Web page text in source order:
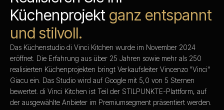
Küchenprojekt ganz entspannt
und stilvoll.
Das Küchenstudio di Vinci Kitchen wurde im November 2024
eröffnet. Die Erfahrung aus über 25 Jahren sowie mehr als 250
realisierten Küchenprojekten bringt Verkaufsleiter Vincenzo "Vinci"
Giacu ein. Das Studio wird auf Google mit 5,0 von 5 Sternen
bewertet. di Vinci Kitchen ist Teil der STILPUNKTE-Plattform, auf
der ausgewählte Anbieter im Premiumsegment präsentiert werden.